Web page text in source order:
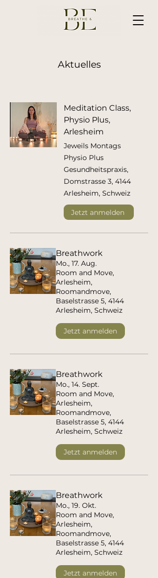
Aktuelles
Breathwork
Mo., 17. Aug.
Room and Move,
Arlesheim,
Roomandmove,
Baselstrasse 5, 4144
Arlesheim, Schweiz
Jetzt anmelden
Breathwork
Mo., 14. Sept.
Room and Move,
Arlesheim,
Roomandmove,
Baselstrasse 5, 4144
Arlesheim, Schweiz
Jetzt anmelden
Breathwork
Mo., 19. Okt.
Room and Move,
Arlesheim,
Roomandmove,
Baselstrasse 5, 4144
Arlesheim, Schweiz
Jetzt anmelden
Meditation Class,
Physio Plus,
Arlesheim
Jeweils Montags
Physio Plus
Gesundheitspraxis,
Domstrasse 3, 4144
Arlesheim, Schweiz
Jetzt anmelden